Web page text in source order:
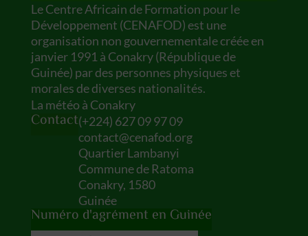
Le Centre Africain de Formation pour le
Développement (CENAFOD) est une
organisation non gouvernementale créée en
janvier 1991 à Conakry (République de
Guinée) par des personnes physiques et
morales de diverses nationalités.
La météo à Conakry
Contact(+224) 627 09 97 09
contact@cenafod.org
Quartier Lambanyi
Commune de Ratoma
Conakry, 1580
Guinée
Numéro d'agrément en Guinée